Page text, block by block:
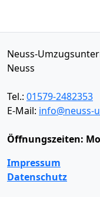
Neuss-
Neuss
Tel.: 01579-2482353
E-Mail: info@neuss-
Öffnungszeiten:
Impressum
Datenschutz